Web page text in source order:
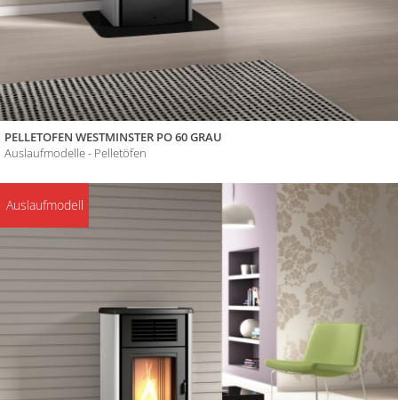
PELLETOFEN WESTMINSTER PO 60 GRAU
Auslaufmodelle - Pelletöfen
Auslaufmodell